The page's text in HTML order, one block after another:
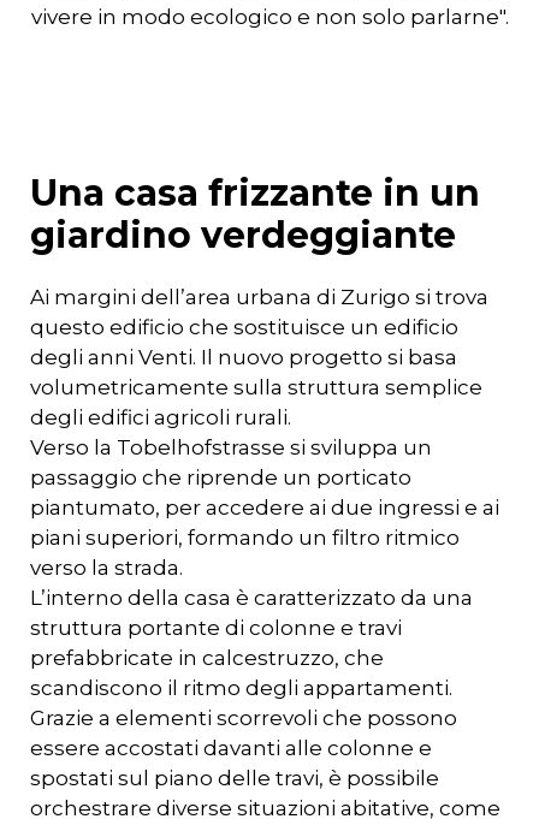
vivere in modo ecologico e non solo parlarne".
Una casa frizzante in un
giardino verdeggiante
Ai margini dell’area urbana di Zurigo si trova
questo edificio che sostituisce un edificio
degli anni Venti. Il nuovo progetto si basa
volumetricamente sulla struttura semplice
degli edifici agricoli rurali.
Verso la Tobelhofstrasse si sviluppa un
passaggio che riprende un porticato
piantumato, per accedere ai due ingressi e ai
piani superiori, formando un filtro ritmico
verso la strada.
L’interno della casa è caratterizzato da una
struttura portante di colonne e travi
prefabbricate in calcestruzzo, che
scandiscono il ritmo degli appartamenti.
Grazie a elementi scorrevoli che possono
essere accostati davanti alle colonne e
spostati sul piano delle travi, è possibile
orchestrare diverse situazioni abitative, come